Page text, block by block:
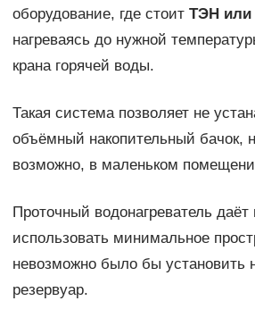
оборудование, где стоит ТЭН или
нагреваясь до нужной
крана горячей воды.
Такая система позволяет не
объёмный накопительный бачок,
возможно, в маленьком
Проточный водонагреватель даёт
использовать минимальное
невозможно было бы установить
резервуар.